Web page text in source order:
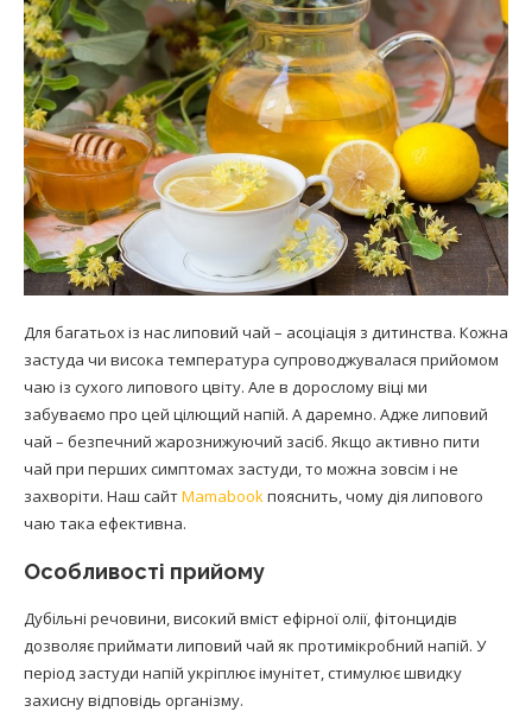
Для багатьох із нас липовий чай – асоціація з дитинства. Кожна
застуда чи висока температура супроводжувалася прийомом
чаю із сухого липового цвіту. Але в дорослому віці ми
забуваємо про цей цілющий напій. А даремно. Адже липовий
чай – безпечний жарознижуючий засіб. Якщо активно пити
чай при перших симптомах застуди, то можна зовсім і не
захворіти. Наш сайтMamabook пояснить, чому дія липового
чаю така ефективна.
Особливості прийому
Дубільні речовини, високий вміст ефірної олії, фітонцидів
дозволяє приймати липовий чай як протимікробний напій. У
період застуди напій укріплює імунітет, стимулює швидку
захисну відповідь організму.